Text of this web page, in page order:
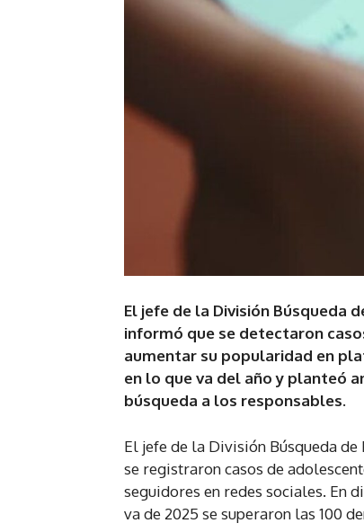
El jefe de la División Búsqueda
informó que se detectaron
aumentar su popularidad en
en lo que va del año y planteó
búsqueda a los responsables.
El jefe de la División Búsqueda
se registraron casos de
seguidores en redes sociales. En
va de 2025 se superaron las 100